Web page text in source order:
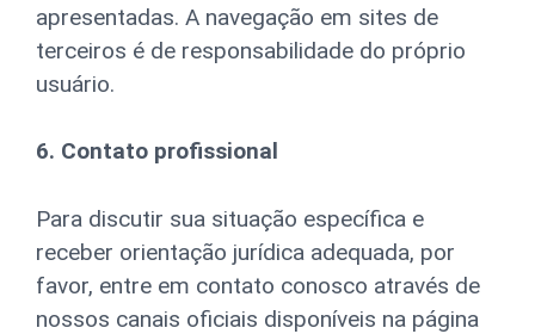
apresentadas. A navegação em sites de
terceiros é de responsabilidade do próprio
usuário.
6. Contato profissional
Para discutir sua situação específica e
receber orientação jurídica adequada, por
favor, entre em contato conosco através de
nossos canais oficiais disponíveis na página